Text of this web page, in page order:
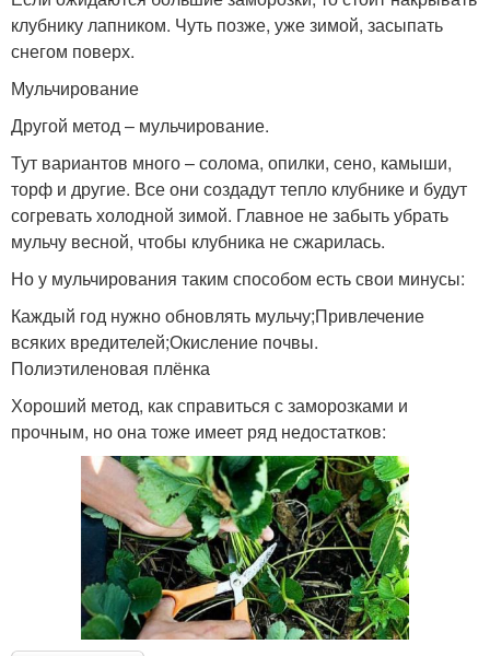
клубнику лапником. Чуть позже, уже зимой, засыпать
снегом поверх.
Мульчирование
Другой метод – мульчирование.
Тут вариантов много – солома, опилки, сено, камыши,
торф и другие. Все они создадут тепло клубнике и будут
согревать холодной зимой. Главное не забыть убрать
мульчу весной, чтобы клубника не сжарилась.
Но у мульчирования таким способом есть свои минусы:
Каждый год нужно обновлять мульчу;Привлечение
всяких вредителей;Окисление почвы.
Полиэтиленовая плёнка
Хороший метод, как справиться с заморозками и
прочным, но она тоже имеет ряд недостатков: